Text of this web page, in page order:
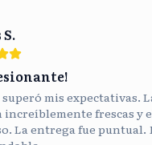
mis expectativas.
increíblemente frescas y
La entrega fue puntual.